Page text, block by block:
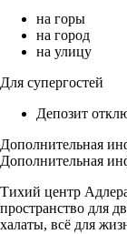
на горы
на город
на улицу
Для супергостей
Депозит
Дополнительная
Дополнительная
Тихий центр
пространство для
халаты, всё для